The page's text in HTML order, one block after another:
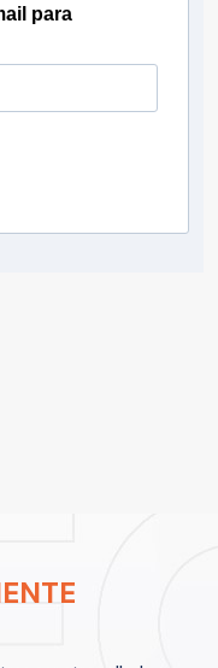
para